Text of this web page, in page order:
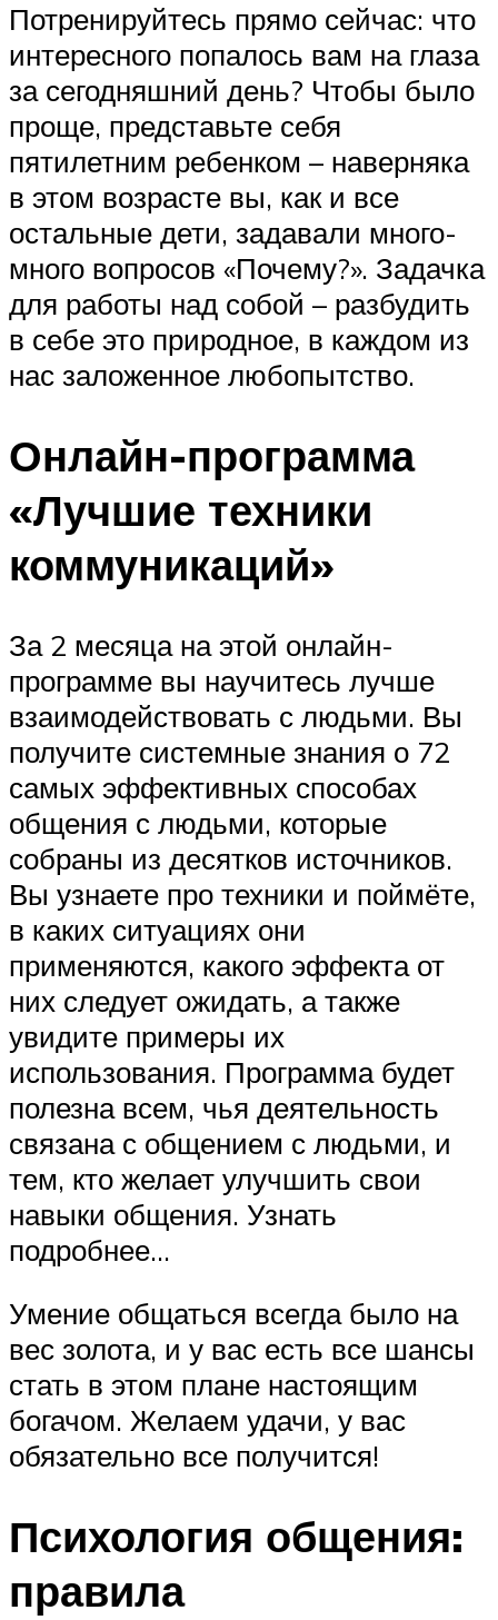
Потренируйтесь прямо сейчас: что
интересного попалось вам на глаза
за сегодняшний день? Чтобы было
проще, представьте себя
пятилетним ребенком – наверняка
в этом возрасте вы, как и все
остальные дети, задавали много-
много вопросов «Почему?». Задачка
для работы над собой – разбудить
в себе это природное, в каждом из
нас заложенное любопытство.
Онлайн-программа
«Лучшие техники
коммуникаций»
За 2 месяца на этой онлайн-
программе вы научитесь лучше
взаимодействовать с людьми. Вы
получите системные знания о 72
самых эффективных способах
общения с людьми, которые
собраны из десятков источников.
Вы узнаете про техники и поймёте,
в каких ситуациях они
применяются, какого эффекта от
них следует ожидать, а также
увидите примеры их
использования. Программа будет
полезна всем, чья деятельность
связана с общением с людьми, и
тем, кто желает улучшить свои
навыки общения. Узнать
подробнее…
Умение общаться всегда было на
вес золота, и у вас есть все шансы
стать в этом плане настоящим
богачом. Желаем удачи, у вас
обязательно все получится!
Психология общения:
правила